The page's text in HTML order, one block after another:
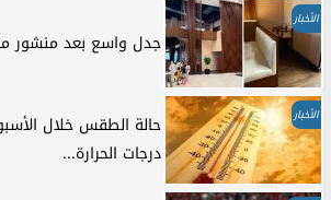
الأخبار
جدل واسع بعد منشور
الأخبار
حالة الطقس خلال
درجات الحرارة...